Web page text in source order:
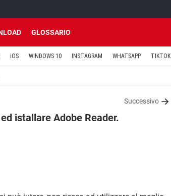
GLOSSARIO
iOS WINDOWS 10 INSTAGRAM WHATSAPP TIKTOK
Successivo
istallare Adobe Reader.